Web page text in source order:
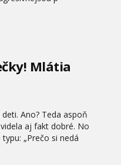
Mlátia
Ano? Teda aspoň
aj fakt dobré. No
„Prečo si nedá